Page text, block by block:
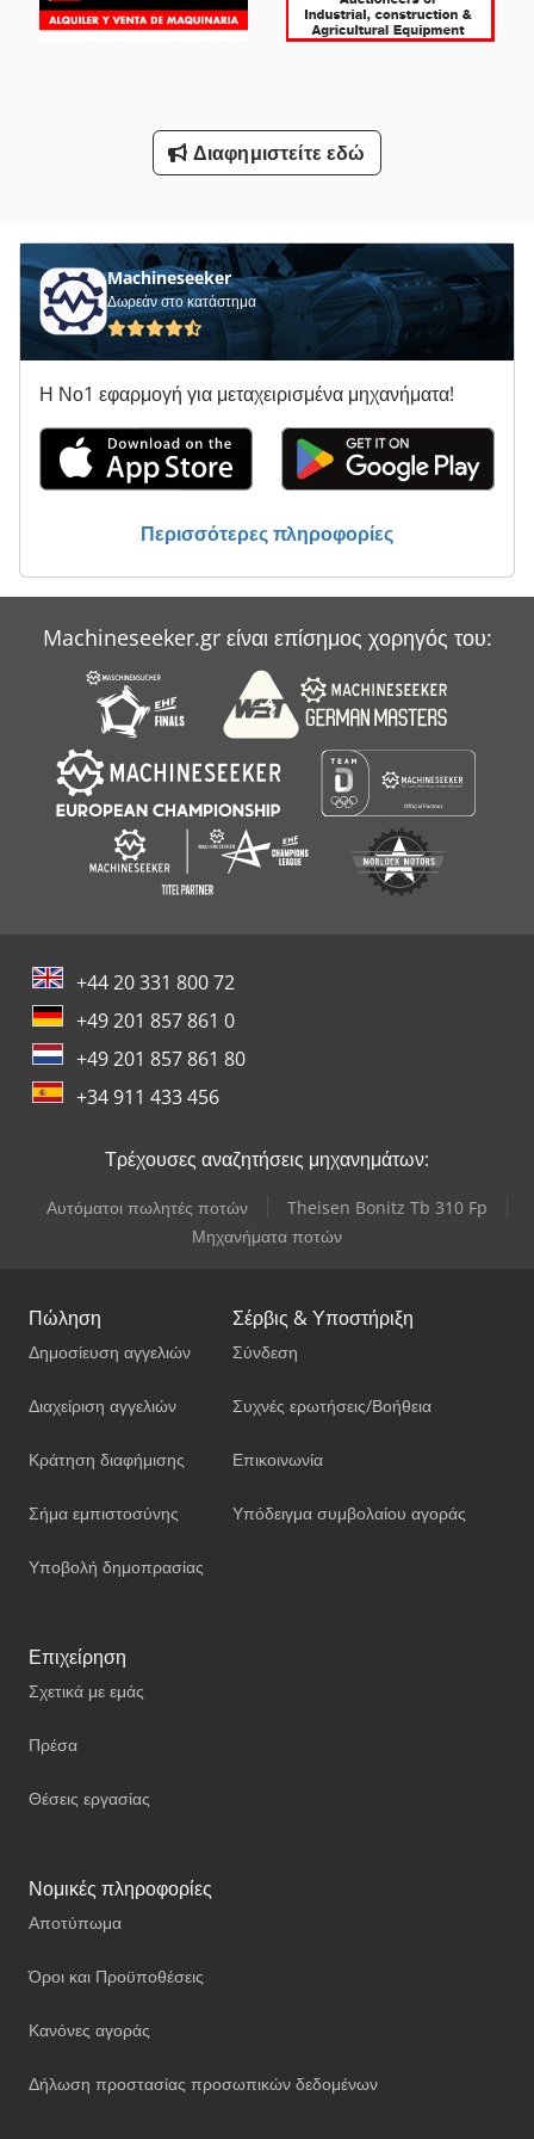
Στρώνοντας Με Άμμο Φραγμό Με Εκχύλιση
Υποστήριγμα-Με Άξονα
Φορτηγό Με Γερανό
Διαφημιστείτε εδώ
Machineseeker
Δωρεάν στο κατάστημα
Η Νο1 εφαρμογή για μεταχειρισμένα μηχανήματα!
Περισσότερες πληροφορίες
Machineseeker.gr είναι επίσημος χορηγός του:
+44 20 331 800 72
+49 201 857 861 0
+49 201 857 861 80
+34 911 433 456
Τρέχουσες αναζητήσεις μηχανημάτων:
Αυτόματοι πωλητές ποτών
Theisen Bonitz Tb 310 Fp
Μηχανήματα ποτών
Πώληση
Δημοσίευση αγγελιών
Διαχείριση αγγελιών
Κράτηση διαφήμισης
Σήμα εμπιστοσύνης
Υποβολή δημοπρασίας
Σέρβις & Υποστήριξη
Σύνδεση
Συχνές ερωτήσεις/Βοήθεια
Επικοινωνία
Υπόδειγμα συμβολαίου αγοράς
Επιχείρηση
Σχετικά με εμάς
Πρέσα
Θέσεις εργασίας
Νομικές πληροφορίες
Αποτύπωμα
Όροι και Προϋποθέσεις
Κανόνες αγοράς
Δήλωση προστασίας προσωπικών δεδομένων